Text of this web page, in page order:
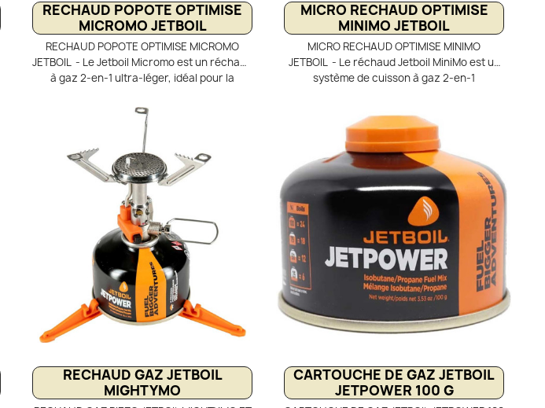
RECHAUD POPOTE OPTIMISE
MICROMO JETBOIL
RECHAUD POPOTE OPTIMISE MICROMO
JETBOIL - Le Jetboil Micromo est un réchaud
à gaz 2-en-1 ultra-léger, idéal pour la
régulé à une tasse FluxRing de 0,8 L pour
une cuisson rapide et économe en gaz. Son
régulateur de pression assure des
performances constantes, même par temps
froid ou en altitude. Livré avec un support
casserole, il offre une grande polyvalence
en bivouac.
MICRO RECHAUD OPTIMISE
MINIMO JETBOIL
MICRO RECHAUD OPTIMISE MINIMO
JETBOIL - Le réchaud Jetboil MiniMo est un
système de cuisson à gaz 2-en-1
échangeur thermique FluxRing assure une
cuisson rapide et économe en gaz. Le
brûleur régulé maintient des performances
constantes jusqu’à –6 °C, même en altitude.
Polyvalent et compact, il permet de
préparer de vrais repas en bivouac.
RECHAUD GAZ JETBOIL
MIGHTYMO
CARTOUCHE DE GAZ JETBOIL
JETPOWER 100 G